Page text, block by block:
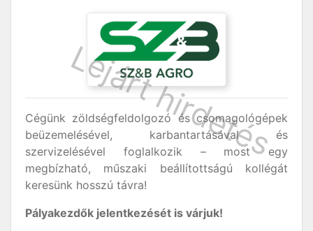
Cégünk zöldségfeldolgozó és csomagológépek
beüzemelésével, karbantartásával és
szervizelésével foglalkozik – most egy
megbízható, műszaki beállítottságú kollégát
keresünk hosszú távra!
Pályakezdők jelentkezését is várjuk!